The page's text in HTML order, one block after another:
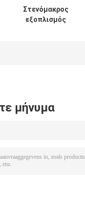
Στενόμακρος
εξοπλισμός
μήνυμα